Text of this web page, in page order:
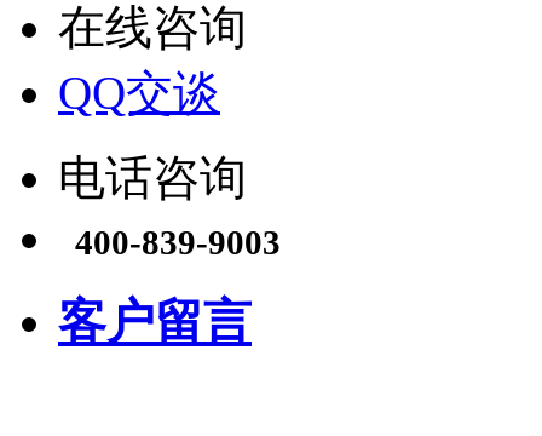
在线咨询
QQ交谈
电话咨询
400-839-9003
客户留言